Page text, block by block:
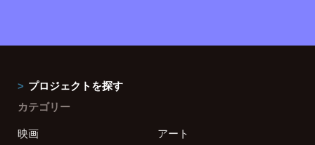
プロジェクトを探す
カテゴリー
映画
アート